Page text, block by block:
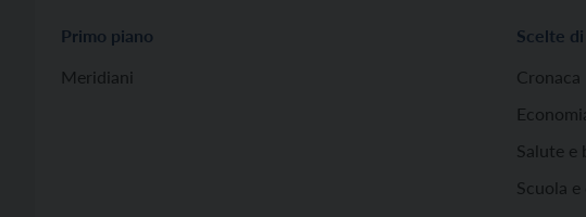
Primo piano
Meridiani
Scelte
Cronaca
Salute e
Scuola